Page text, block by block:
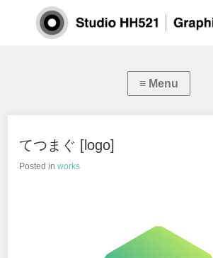
てつまぐ [logo]
Posted inworks